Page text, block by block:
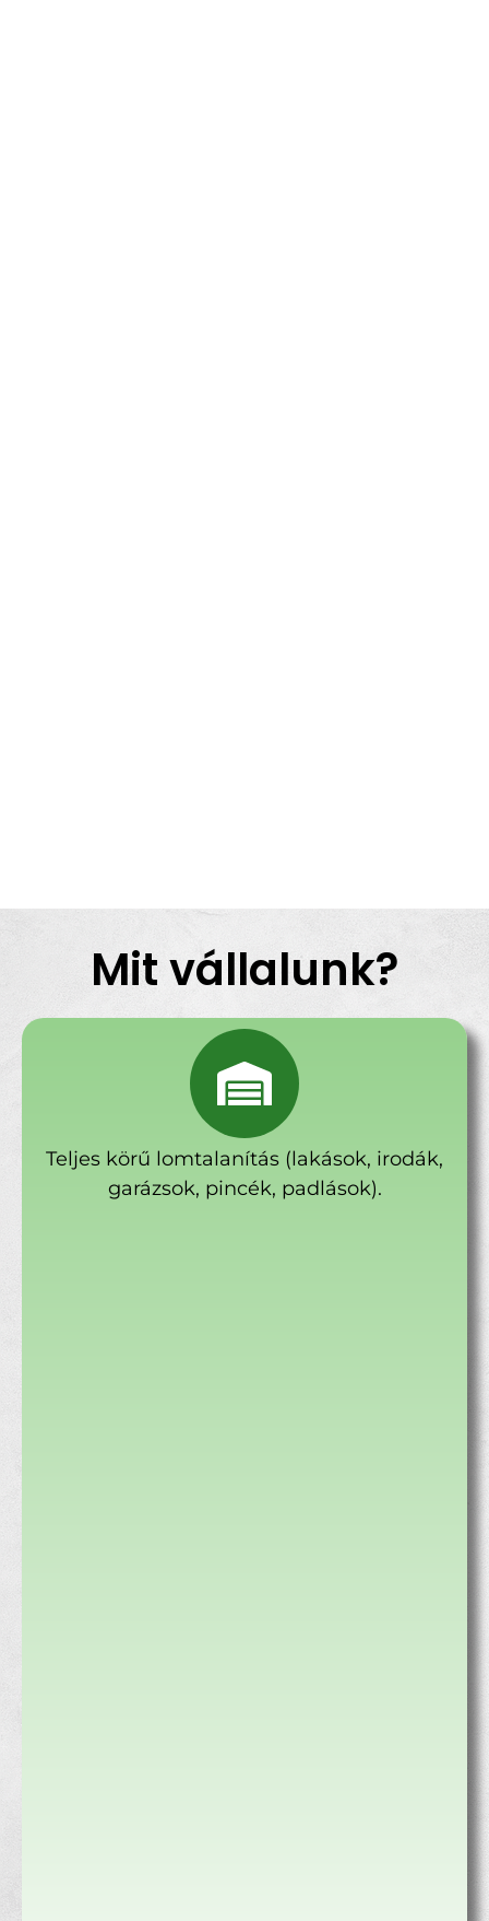
Mit vállalunk?
Teljes körű lomtalanítás (lakások, irodák,
garázsok, pincék, padlások).